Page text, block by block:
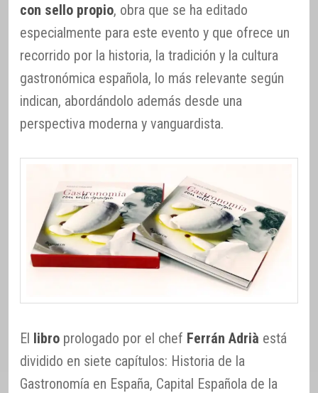
con sello propio, obra que se ha editado
especialmente para este evento y que ofrece un
recorrido por la historia, la tradición y la cultura
gastronómica española, lo más relevante según
indican, abordándolo además desde una
perspectiva moderna y vanguardista.
El libro prologado por el chef Ferrán Adrià está
dividido en siete capítulos: Historia de la
Gastronomía en España, Capital Española de la